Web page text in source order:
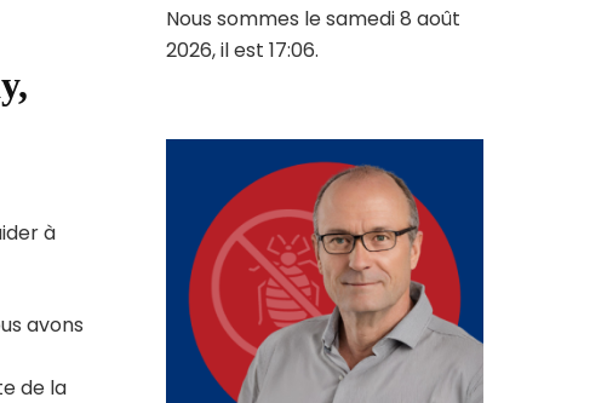
à
avons
de la
Nous sommes le samedi 8 août
2026, il est 17:06.